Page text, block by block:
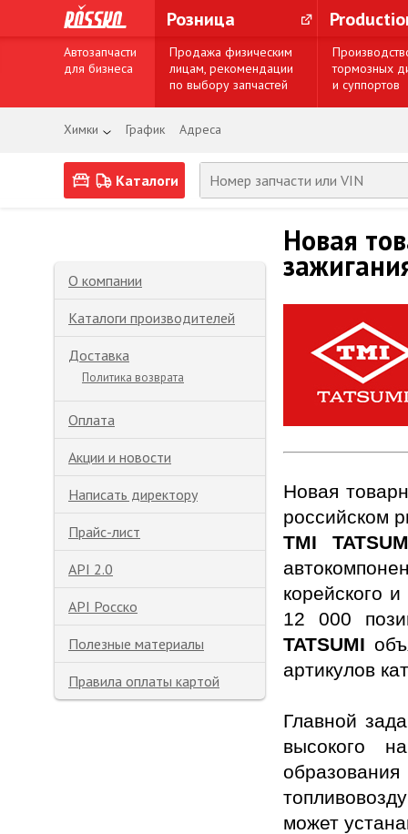
Розница
Автозапчасти
для бизнеса
Продажа физическим
лицам, рекомендации
по выбору запчастей
тормозных
и суппортов
Химки График Адреса
Каталоги
О компании
Каталоги производителей
Доставка
Политика возврата
Оплата
Акции и новости
Написать директору
Прайс-лист
API 2.0
API Росско
Полезные материалы
Правила оплаты картой
Новая
Новая
российском
TMI
корейского
12 000
TATSUMI
артикулов
Главной
высокого
может